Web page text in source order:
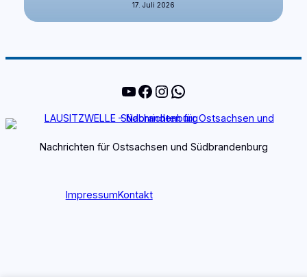
17. Juli 2026
YouTube
Facebook
Instagram
WhatsApp
Nachrichten für Ostsachsen und Südbrandenburg
ImpressumKontakt